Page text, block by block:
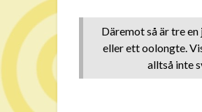
Däremot så är tre
eller ett oolongte.
alltså inte